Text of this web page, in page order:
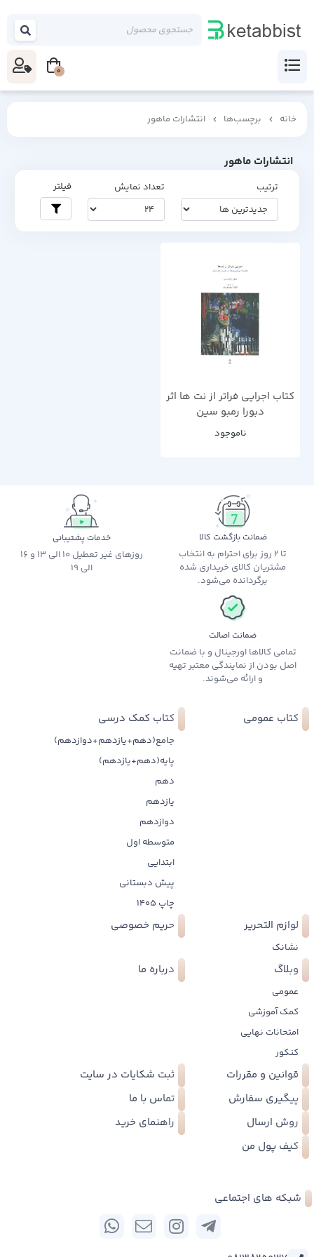
خانه برچسب‌ها انتشارات ماهور
انتشارات ماهور
ترتیب تعداد نمایش فیلتر
کتاب اجرایی فراتر از نت ها اثر
دبورا رمبو سین
ناموجود
ضمانت بازگشت کالا
تا 2 روز برای احترام به انتخاب
مشتریان کالای خریداری شده
برگردانده می‌شود.
خدمات پشتیبانی
روزهای غیر تعطیل 10 الی 13 و 16
الی 19
ضمانت اصالت
تمامی کالاها اورجینال و با ضمانت
اصل بودن از نمایندگی معتبر تهیه
و ارائه می‌شوند.
کتاب عمومی کتاب کمک درسی
جامع(دهم+یازدهم+دوازدهم)
پایه(دهم+یازدهم)
دهم
یازدهم
دوازدهم
متوسطه اول
ابتدایی
پیش دبستانی
چاپ 1405
لوازم التحریر
نشانک
حریم خصوصی
وبلاگ
عمومی
کمک آموزشی
امتحانات نهایی
کنکور
درباره ما
قوانین و مقررات
ثبت شکایات در سایت
پیگیری سفارش
تماس با ما
روش ارسال
راهنمای خرید
کیف پول من
شبکه های اجتماعی
0